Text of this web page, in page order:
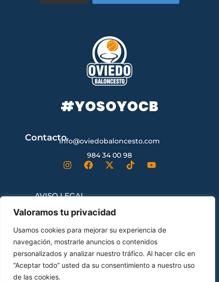
Valoramos tu privacidad
Usamos cookies para mejorar su experiencia de
navegación, mostrarle anuncios o contenidos
personalizados y analizar nuestro tráfico. Al hacer clic en
“Aceptar todo” usted da su consentimiento a nuestro uso
de las cookies.
#YOSOYOCB
Contactoinfo@oviedobaloncesto.com
984 34 00 98
AVISO LEGAL
CONTRATACIÓN
ENVÍOS Y DEVOLUCIONES